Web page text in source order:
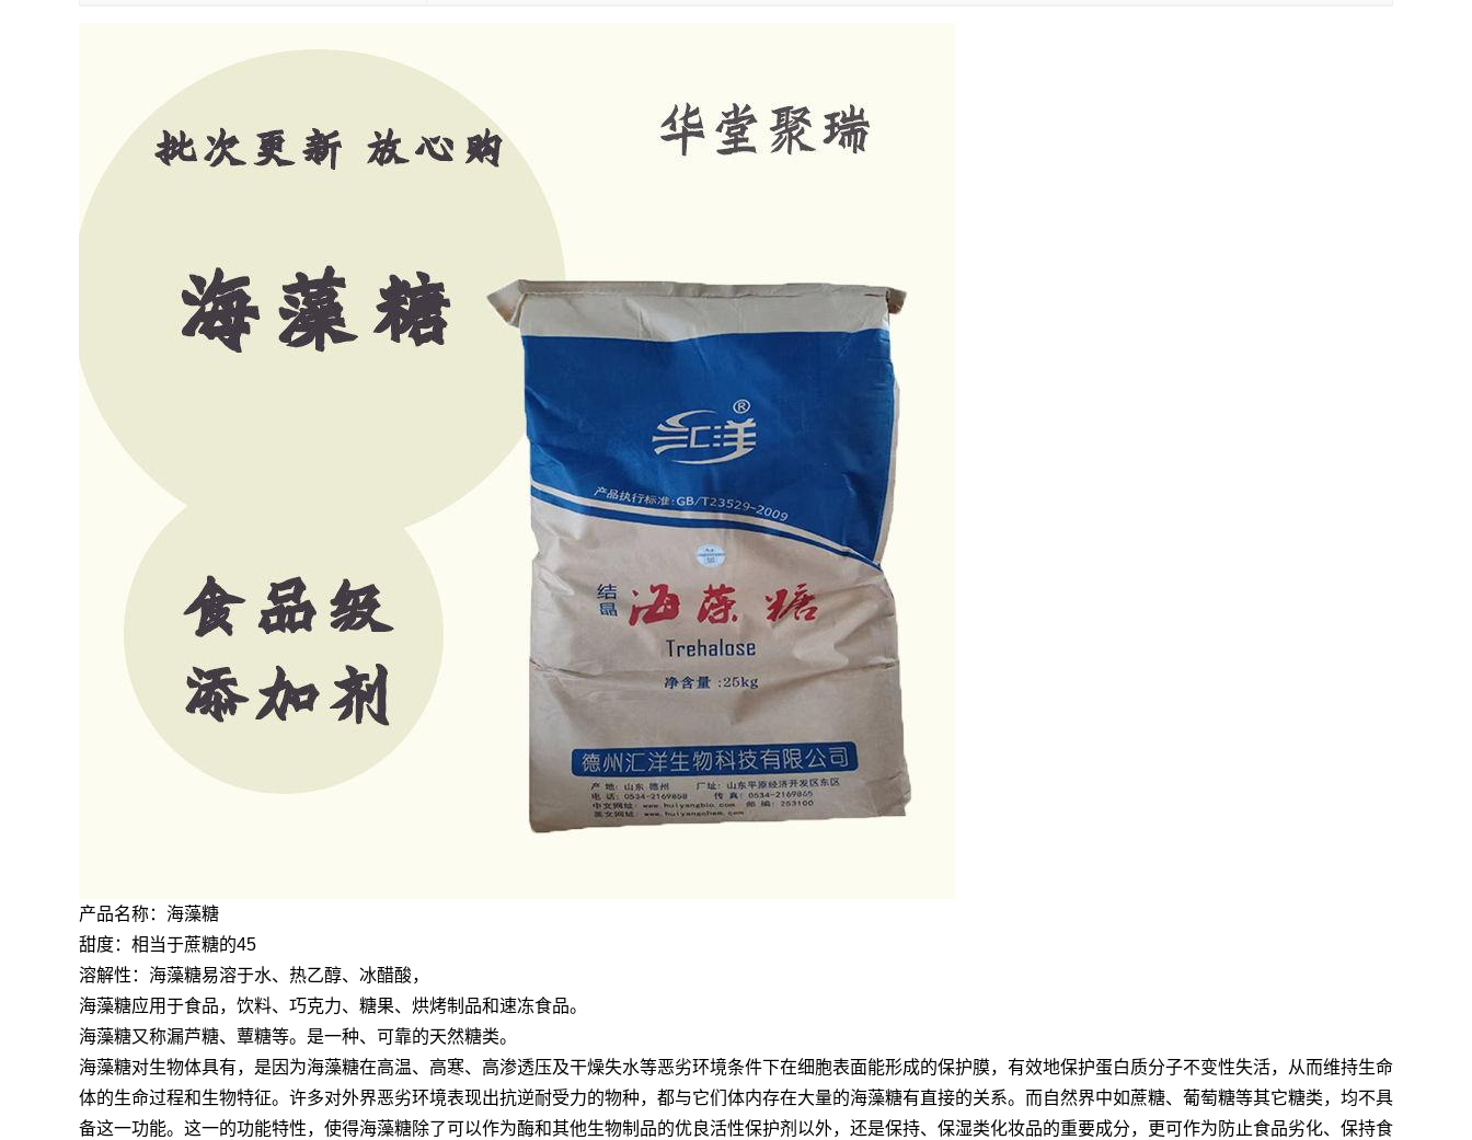
产品名称：海藻糖
甜度：相当于蔗糖的45
溶解性：海藻糖易溶于水、热乙醇、冰醋酸，
海藻糖应用于食品，饮料、巧克力、糖果、烘烤制品和速冻食品。
海藻糖又称漏芦糖、蕈糖等。是一种、可靠的天然糖类。
海藻糖对生物体具有，是因为海藻糖在高温、高寒、高渗透压及干燥失水等恶劣环境条件下在细胞表面能形成的保护膜，有效地保护蛋白质分子不变性失活，从而维持生命
体的生命过程和生物特征。许多对外界恶劣环境表现出抗逆耐受力的物种，都与它们体内存在大量的海藻糖有直接的关系。而自然界中如蔗糖、葡萄糖等其它糖类，均不具
备这一功能。这一的功能特性，使得海藻糖除了可以作为酶和其他生物制品的优良活性保护剂以外，还是保持、保湿类化妆品的重要成分，更可作为防止食品劣化、保持食